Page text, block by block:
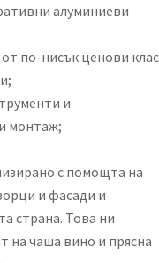
алуминиеви
по-нисък ценови клас
и
монтаж;
с помощта на
и фасади и
страна. Това ни
на чаша вино и прясна